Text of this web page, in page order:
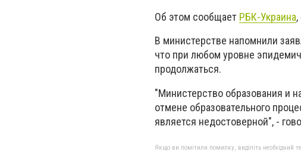
Об этом сообщает РБК-Украина
В министерстве напомнили
что при любом уровне
продолжаться.
"Министерство образования и
отмене образовательного
является недостоверной", -
Якщо ви помітили помилку, виділіть необхідний